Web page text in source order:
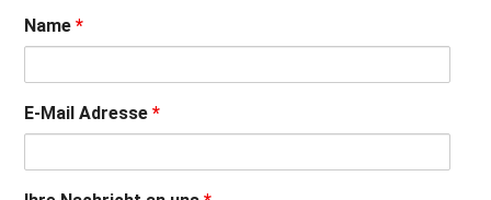
Name*
E-Mail Adresse*